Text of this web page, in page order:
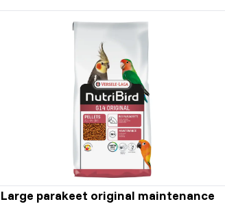
Large parakeet original maintenance